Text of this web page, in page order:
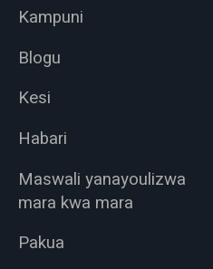
Kampuni
Blogu
Kesi
Habari
Maswali yanayoulizwa
mara kwa mara
Pakua